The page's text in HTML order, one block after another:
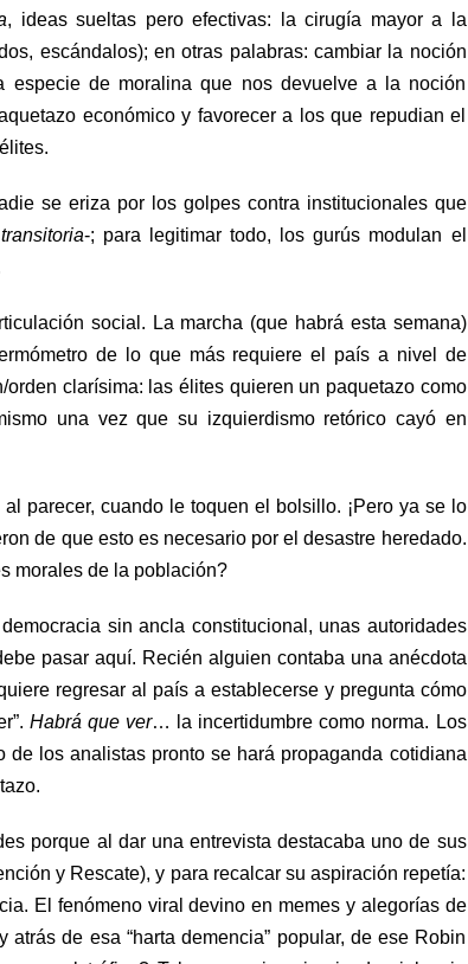
, ideas sueltas pero efectivas: la cirugía mayor a la
escándalos); en otras palabras: cambiar la noción
de moralina que nos devuelve a la noción
económico y favorecer a los que repudian el
se eriza por los golpes contra institucionales que
-; para legitimar todo, los gurús modulan el
social. La marcha (que habrá esta semana)
de lo que más requiere el país a nivel de
clarísima: las élites quieren un paquetazo como
una vez que su izquierdismo retórico cayó en
parecer, cuando le toquen el bolsillo. ¡Pero ya se lo
de que esto es necesario por el desastre heredado.
morales de la población?
sin ancla constitucional, unas autoridades
pasar aquí. Recién alguien contaba una anécdota
regresar al país a establecerse y pregunta cómo
Habrá que ver… la incertidumbre como norma. Los
los analistas pronto se hará propaganda cotidiana
porque al dar una entrevista destacaba uno de sus
y Rescate), y para recalcar su aspiración repetía:
El fenómeno viral devino en memes y alegorías de
de esa “harta demencia” popular, de ese Robin